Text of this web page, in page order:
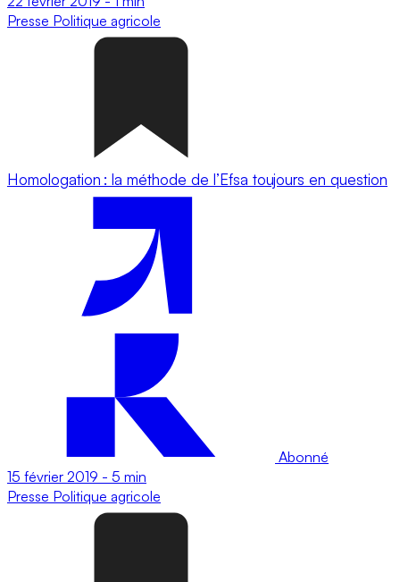
Presse Politique agricole
Homologation : la méthode de l’Efsa toujours en question
Abonné
15 février 2019 - 5 min
Presse Politique agricole